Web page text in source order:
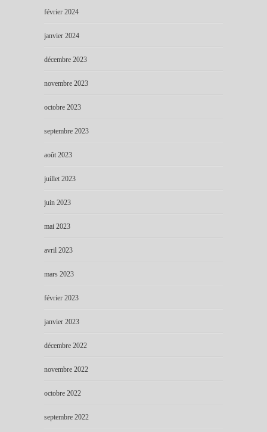
février 2024
janvier 2024
décembre 2023
novembre 2023
octobre 2023
septembre 2023
août 2023
juillet 2023
juin 2023
mai 2023
avril 2023
mars 2023
février 2023
janvier 2023
décembre 2022
novembre 2022
octobre 2022
septembre 2022